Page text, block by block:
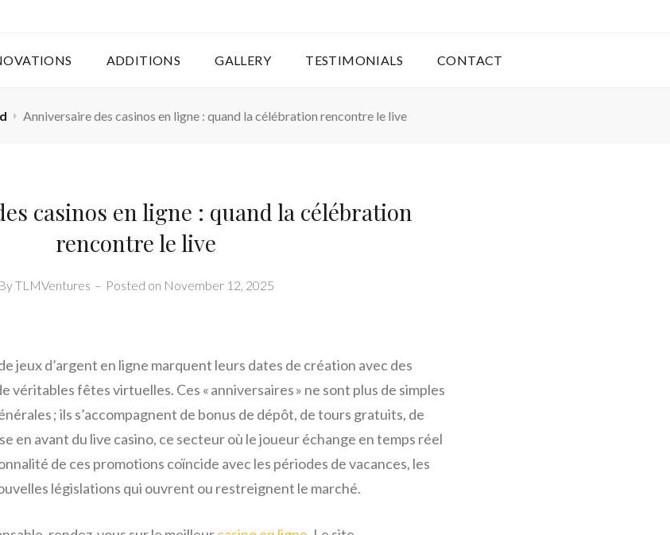
ADDITIONS GALLERY TESTIMONIALS CONTACT
Anniversaire des casinos en ligne : quand la célébration rencontre le live
casinos en ligne : quand la célébration
rencontre le live
ByTLMVentures – Posted on November 12, 2025
jeux d’argent en ligne marquent leurs dates de création avec des
véritables fêtes virtuelles. Ces « anniversaires » ne sont plus de simples
; ils s’accompagnent de bonus de dépôt, de tours gratuits, de
en avant du live casino, ce secteur où le joueur échange en temps réel
de ces promotions coïncide avec les périodes de vacances, les
législations qui ouvrent ou restreignent le marché.